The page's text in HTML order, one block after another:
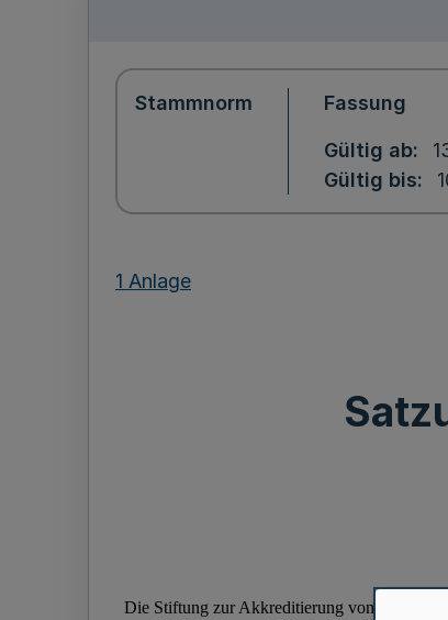
Stammnorm Fassung
Gültig ab
Gültig bis
1 Anlage